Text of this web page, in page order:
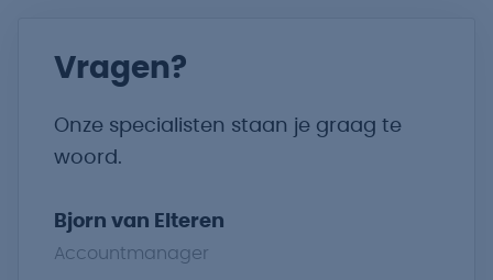
Vragen?
Onze specialisten staan je graag te
woord.
Bjorn van Elteren
Accountmanager